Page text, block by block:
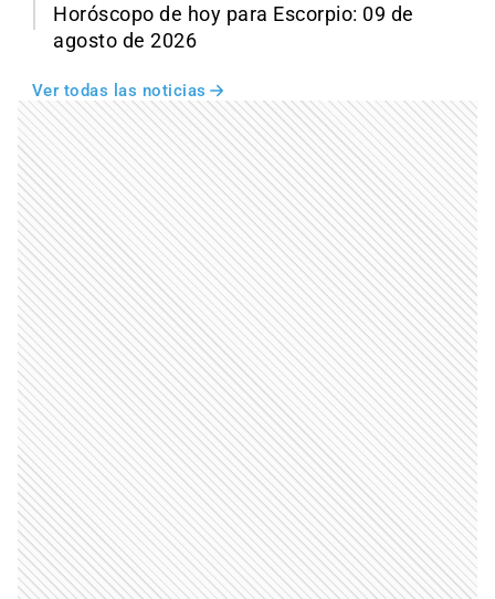
Horóscopo de hoy para Escorpio: 09 de
agosto de 2026
Ver todas las noticias